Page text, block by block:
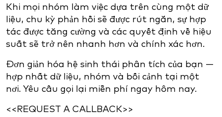
Khi mọi nhóm làm việc dựa trên cùng một dữ
liệu, chu kỳ phản hồi sẽ được rút ngắn, sự hợp
tác được tăng cường và các quyết định về hiệu
suất sẽ trở nên nhanh hơn và chính xác hơn.
Đơn giản hóa hệ sinh thái phân tích của bạn —
hợp nhất dữ liệu, nhóm và bối cảnh tại một
nơi. Yêu cầu gọi lại miễn phí ngay hôm nay.
<<REQUEST A CALLBACK>>